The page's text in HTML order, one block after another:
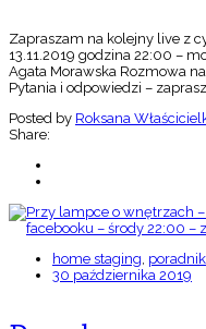
Zapraszam na kolejny live z
13.11.2019 godzina 22:00 –
Agata Morawska Rozmowa
Pytania i odpowiedzi –
Posted by Roksana
Share:
home staging, poradnik
30 października 2019